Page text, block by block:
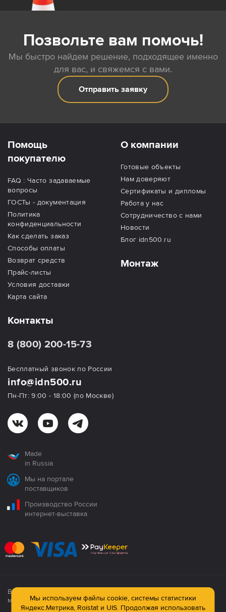
Позвольте вам помочь!
Мы быстро найдем решение, подходящее именно
для вас, и свяжемся с вами.
Отправить заявку
Помощь
покупателю
FAQ : Часто задаваемые
вопросы
ГОСТы - документация
Политика
конфиденциальности
Как сделать заказ
Способы оплаты
Возврат средств
Прайс-листы
Условия доставки
Карта сайта
О компании
Готовые объекты
Нам доверяют
Сертификаты и дипломы
Работа у нас
Сотрудничество с нами
Новости
Блог idn500.ru
Монтаж
Контакты
8 (800) 200-15-73
Бесплатный звонок по России
info@idn500.ru
Пн-Пт: 9:00 - 18:00 (по Москве)
Made
in Russia
Мы на портале
поставщиков
Производство России
интернет-выставка
Все продукция сертифицирована. Использование
материалов сайта строго запрещено!
Мы используем файлы cookie, системы статистики
Яндекс.Метрика, Roistat и UIS. Продолжая использовать